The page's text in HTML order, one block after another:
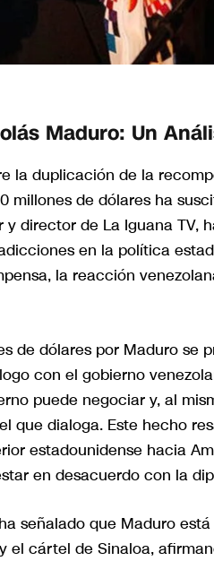
Maduro: Un
la duplicación de la
millones de dólares ha
director de La Iguana TV,
en la política
la reacción
de dólares por Maduro se
con el gobierno
puede negociar y, al
que dialoga. Este hecho
estadounidense hacia
en desacuerdo con la
señalado que Maduro
el cártel de Sinaloa,